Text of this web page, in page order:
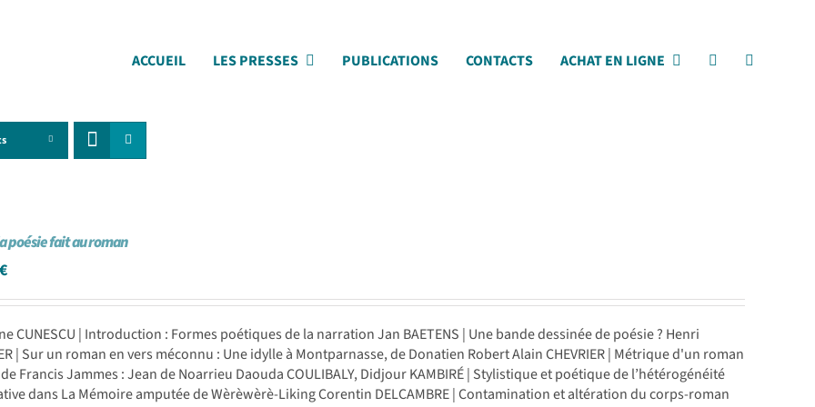
ACCUEIL LES PRESSES PUBLICATIONS CONTACTS ACHAT EN LIGNE
poésie fait au roman
€
CUNESCU | Introduction : Formes poétiques de la narration Jan BAETENS | Une bande dessinée de poésie ? Henri
| Sur un roman en vers méconnu : Une idylle à Montparnasse, de Donatien Robert Alain CHEVRIER | Métrique d'un roman
Francis Jammes : Jean de Noarrieu Daouda COULIBALY, Didjour KAMBIRÉ | Stylistique et poétique de l’hétérogénéité
dans La Mémoire amputée de Wèrèwèrè-Liking Corentin DELCAMBRE | Contamination et altération du corps-roman